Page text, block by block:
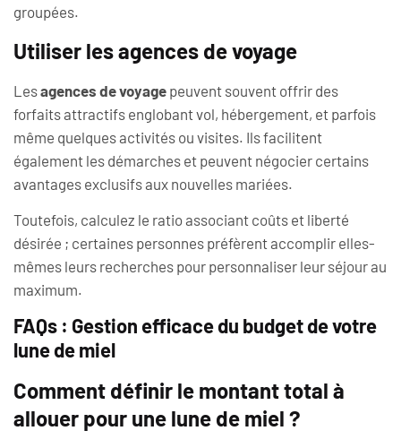
groupées.
Utiliser les agences de voyage
Lesagences de voyage peuvent souvent offrir des
forfaits attractifs englobant vol, hébergement, et parfois
même quelques activités ou visites. Ils facilitent
également les démarches et peuvent négocier certains
avantages exclusifs aux nouvelles mariées.
Toutefois, calculez le ratio associant coûts et liberté
désirée ; certaines personnes préfèrent accomplir elles-
mêmes leurs recherches pour personnaliser leur séjour au
maximum.
FAQs : Gestion efficace du budget de votre
lune de miel
Comment définir le montant total à
allouer pour une lune de miel ?